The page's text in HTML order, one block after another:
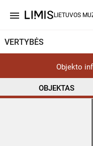
menu LIETUVOS
VERTYBĖS
Objekto
OBJEKTAS